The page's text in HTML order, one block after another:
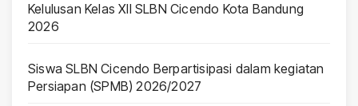
Kelulusan Kelas XII SLBN Cicendo Kota Bandung
2026
Siswa SLBN Cicendo Berpartisipasi dalam kegiatan
Persiapan (SPMB) 2026/2027